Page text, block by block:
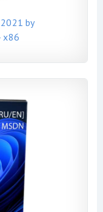
by
x86